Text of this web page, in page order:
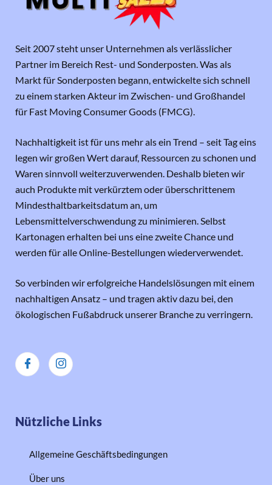
Seit 2007 steht unser Unternehmen als verlässlicher
Partner im Bereich Rest- und Sonderposten. Was als
Markt für Sonderposten begann, entwickelte sich schnell
zu einem starken Akteur im Zwischen- und Großhandel
für Fast Moving Consumer Goods (FMCG).
Nachhaltigkeit ist für uns mehr als ein Trend – seit Tag eins
legen wir großen Wert darauf, Ressourcen zu schonen und
Waren sinnvoll weiterzuverwenden. Deshalb bieten wir
auch Produkte mit verkürztem oder überschrittenem
Mindesthaltbarkeitsdatum an, um
Lebensmittelverschwendung zu minimieren. Selbst
Kartonagen erhalten bei uns eine zweite Chance und
werden für alle Online-Bestellungen wiederverwendet.
So verbinden wir erfolgreiche Handelslösungen mit einem
nachhaltigen Ansatz – und tragen aktiv dazu bei, den
ökologischen Fußabdruck unserer Branche zu verringern.
Nützliche Links
Allgemeine Geschäftsbedingungen
Über uns